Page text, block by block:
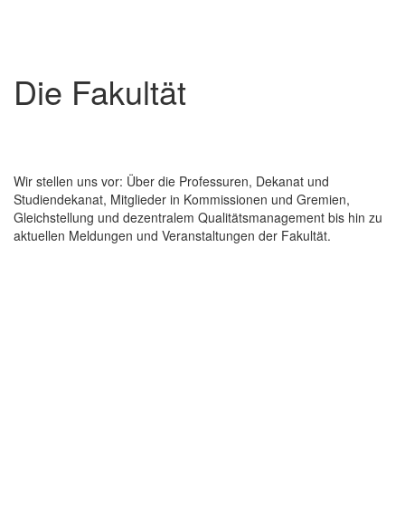
Die Fakultät
Wir stellen uns vor: Über die Professuren, Dekanat und
Studiendekanat, Mitglieder in Kommissionen und Gremien,
Gleichstellung und dezentralem Qualitätsmanagement bis hin zu
aktuellen Meldungen und Veranstaltungen der Fakultät.